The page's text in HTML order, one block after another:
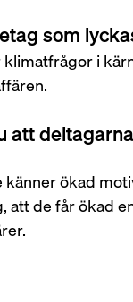
som
i
att
känner ökad
att de får ökad